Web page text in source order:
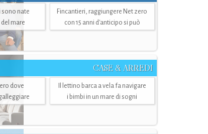
sono nate
del mare
Fincantieri, raggiungere Net zero
con 15 anni d'anticipo si può
CASE & ARREDI
dove
Il lettino barca a vela fa navigare
i bimbi in un mare di sogni